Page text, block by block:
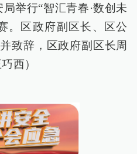
举行“智汇青春·数创未
。区政府副区长、区公
致辞，区政府副区长周
西）